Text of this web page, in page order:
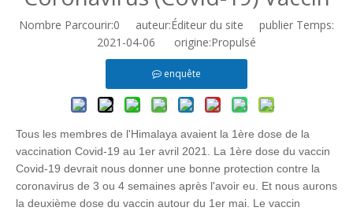
Nombre Parcourir:0 auteur:Éditeur du site publier Temps:
2021-04-06 origine:Propulsé
enquête
Tous les membres de l'Himalaya avaient la 1ère dose de la
vaccination Covid-19 au 1er avril 2021. La 1ère dose du vaccin
Covid-19 devrait nous donner une bonne protection contre la
coronavirus de 3 ou 4 semaines après l'avoir eu. Et nous aurons
la deuxième dose du vaccin autour du 1er mai. Le vaccin